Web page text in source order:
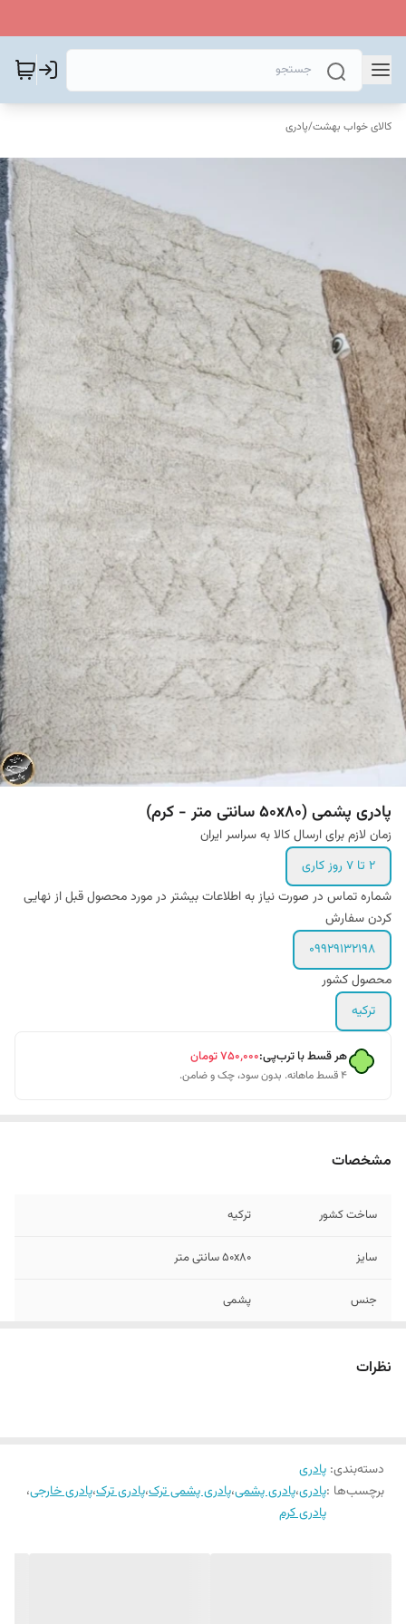
کالای خواب بهشت/پادری
پادری پشمی (50x80 سانتی متر - کرم)
زمان لازم برای ارسال کالا به سراسر ایران
2 تا 7 روز کاری
شماره تماس در صورت نیاز به اطلاعات بیشتر در مورد محصول قبل از نهایی
کردن سفارش
09929132198
محصول کشور
ترکیه
هر قسط با ترب‌پی:۷۵۰٬۰۰۰تومان
۴ قسط ماهانه. بدون سود، چک و ضامن.
مشخصات
ساخت کشور ترکیه
سایز 50x80 سانتی متر
جنس پشمی
نظرات
دسته‌بندی: پادری
برچسب‌ها :پادری،پادری پشمی،پادری پشمی ترک،پادری ترک،پادری خارجی،
پادری کرم